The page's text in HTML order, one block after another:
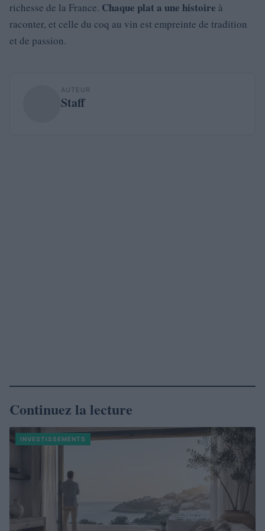
richesse de la France. Chaque plat a une histoire à
raconter, et celle du coq au vin est empreinte de tradition
et de passion.
AUTEUR
Staff
Continuez la lecture
INVESTISSEMENTS